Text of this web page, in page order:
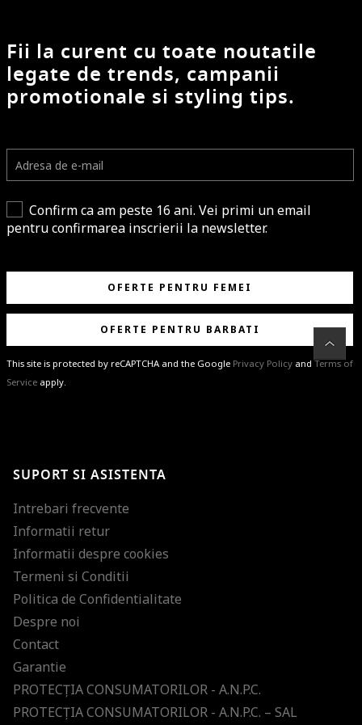
Fii la curent cu toate noutatile
legate de trends, campanii
promotionale si styling tips.
Confirm ca am peste 16 ani. Vei primi un email
pentru confirmarea inscrierii la newsletter.
OFERTE PENTRU FEMEI
OFERTE PENTRU BARBATI
This site is protected by reCAPTCHA and the Google Privacy Policy andTerms of
Service apply.
ultimele tendinte in moda!
SUPORT SI ASISTENTA
Intrebari frecvente
Informatii retur
Informatii despre cookies
Termeni si Conditii
Politica de Confidentialitate
Despre noi
Contact
Garantie
PROTECŢIA CONSUMATORILOR - A.N.P.C.
PROTECŢIA CONSUMATORILOR - A.N.P.C. – SAL